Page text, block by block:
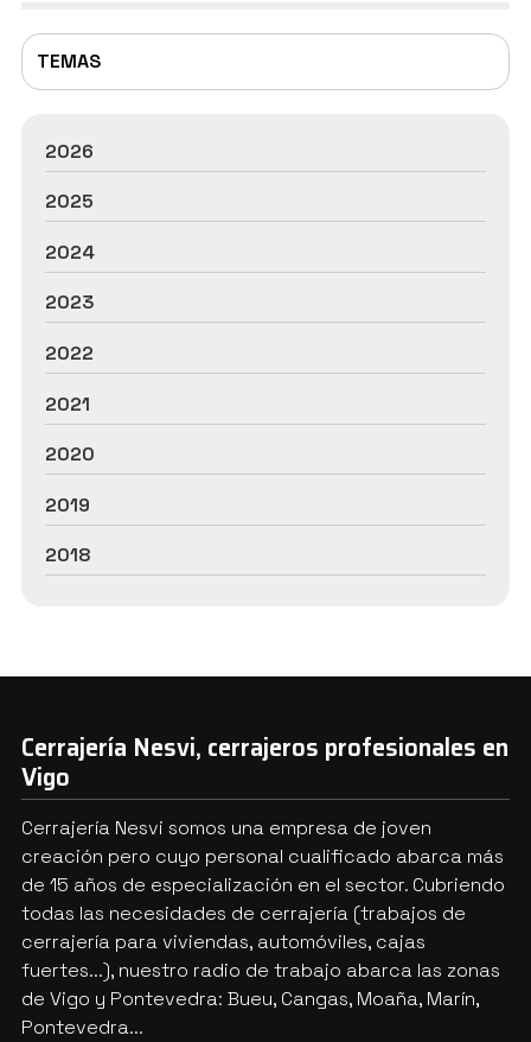
TEMAS
2026
2025
2024
2023
2022
2021
2020
2019
2018
Cerrajería Nesvi, cerrajeros profesionales en
Vigo
Cerrajería Nesvi somos una empresa de joven
creación pero cuyo personal cualificado abarca más
de 15 años de especialización en el sector. Cubriendo
todas las necesidades de cerrajería (trabajos de
cerrajería para viviendas, automóviles, cajas
fuertes...), nuestro radio de trabajo abarca las zonas
de Vigo y Pontevedra: Bueu, Cangas, Moaña, Marín,
Pontevedra...